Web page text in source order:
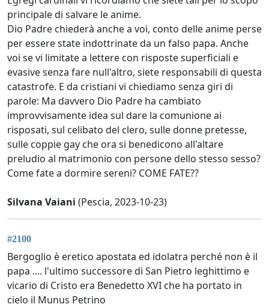
principale di salvare le anime.
Dio Padre chiederà anche a voi, conto delle anime perse
per essere state indottrinate da un falso papa. Anche
voi se vi limitate a lettere con risposte superficiali e
evasive senza fare null'altro, siete responsabili di questa
catastrofe. E da cristiani vi chiediamo senza giri di
parole: Ma davvero Dio Padre ha cambiato
improvvisamente idea sul dare la comunione ai
risposati, sul celibato del clero, sulle donne pretesse,
sulle coppie gay che ora si benedicono all'altare
preludio al matrimonio con persone dello stesso sesso?
Come fate a dormire sereni? COME FATE??
Silvana Vaiani (Pescia, 2023-10-23)
#2100
Bergoglio è eretico apostata ed idolatra perché non è il
papa .... l'ultimo successore di San Pietro leghittimo e
vicario di Cristo era Benedetto XVI che ha portato in
cielo il Munus Petrino